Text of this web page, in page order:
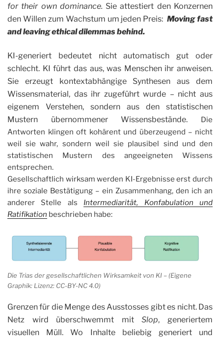
for their own dominance. Sie attestiert den Konzernen
den Willen zum Wachstum um jeden Preis:Moving fast
and leaving ethical dilemmas behind.
KI-generiert bedeutet nicht automatisch gut oder
schlecht. KI führt das aus, was Menschen ihr anweisen.
Sie erzeugt kontextabhängige Synthesen aus dem
Wissensmaterial, das ihr zugeführt wurde – nicht aus
eigenem Verstehen, sondern aus den statistischen
Mustern übernommener Wissensbestände. Die
Antworten klingen oft kohärent und überzeugend – nicht
weil sie wahr, sondern weil sie plausibel sind und den
statistischen Mustern des angeeigneten Wissens
entsprechen.
Gesellschaftlich wirksam werden KI-Ergebnisse erst durch
ihre soziale Bestätigung – ein Zusammenhang, den ich an
anderer Stelle als Intermediarität, Konfabulation und
Ratifikation beschrieben habe:
Die Trias der gesellschaftlichen Wirksamkeit von KI – (Eigene
Graphik: Lizenz: CC-BY-NC 4.0)
Grenzen für die Menge des Ausstosses gibt es nicht. Das
Netz wird überschwemmt mitSlop, generiertem
visuellen Müll. Wo Inhalte beliebig generiert und